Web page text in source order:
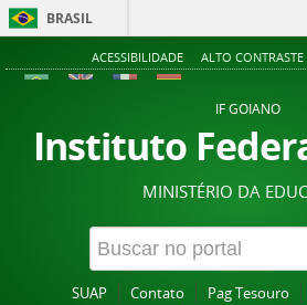
BRASIL
ACESSIBILIDADE ALTO CONTRASTE
IF GOIANO
Instituto
MINISTÉRIO DA
SUAP Contato Pag Tesouro